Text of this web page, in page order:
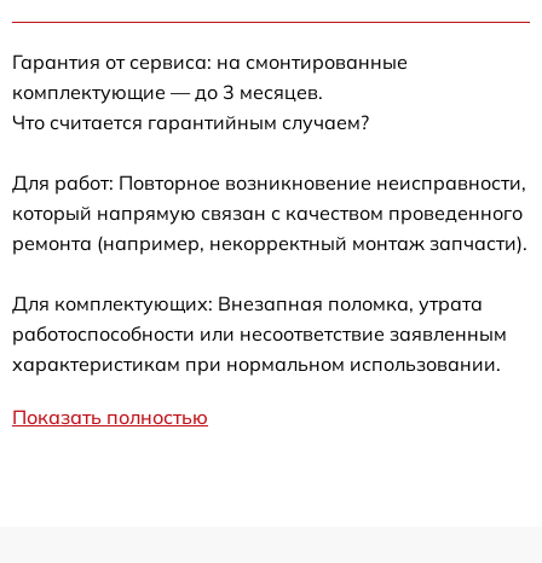
Гарантия от сервиса: на смонтированные
комплектующие — до 3 месяцев.
Что считается гарантийным случаем?
Для работ: Повторное возникновение неисправности,
который напрямую связан с качеством проведенного
ремонта (например, некорректный монтаж запчасти).
Для комплектующих: Внезапная поломка, утрата
работоспособности или несоответствие заявленным
характеристикам при нормальном использовании.
Показать полностью